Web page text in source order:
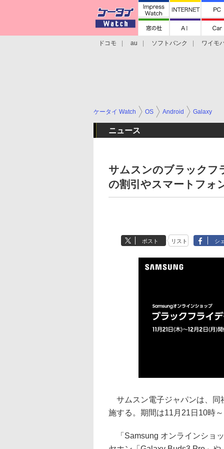
ドコモ au ソフトバンク
ワイモ
ケータイ Watch OS Android Galaxy
ニュース
サムスンのブラック
の割引やスマートフォ
ポスト リスト シ
サムスン電子ジャパンは、同
施する。期間は11月21日10時
「Samsung オンラインショ